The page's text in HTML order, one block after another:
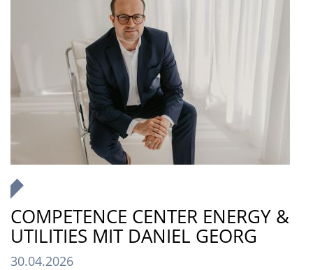
COMPETENCE CENTER ENERGY &
UTILITIES MIT DANIEL GEORG
30.04.2026